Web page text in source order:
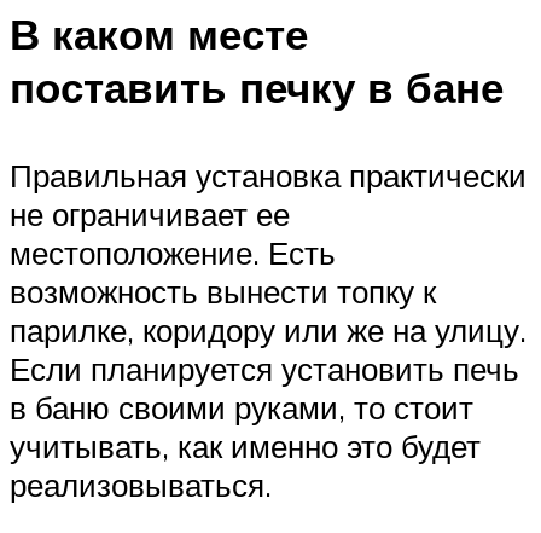
В каком месте
поставить печку в бане
Правильная установка практически
не ограничивает ее
местоположение. Есть
возможность вынести топку к
парилке, коридору или же на улицу.
Если планируется установить печь
в баню своими руками, то стоит
учитывать, как именно это будет
реализовываться.